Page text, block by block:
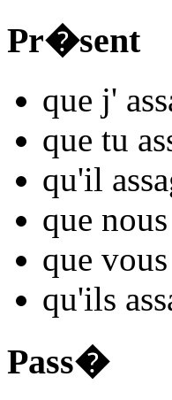
Pr�sent
que j'
que tu
qu'il
que nous
que vous
qu'ils
Pass�